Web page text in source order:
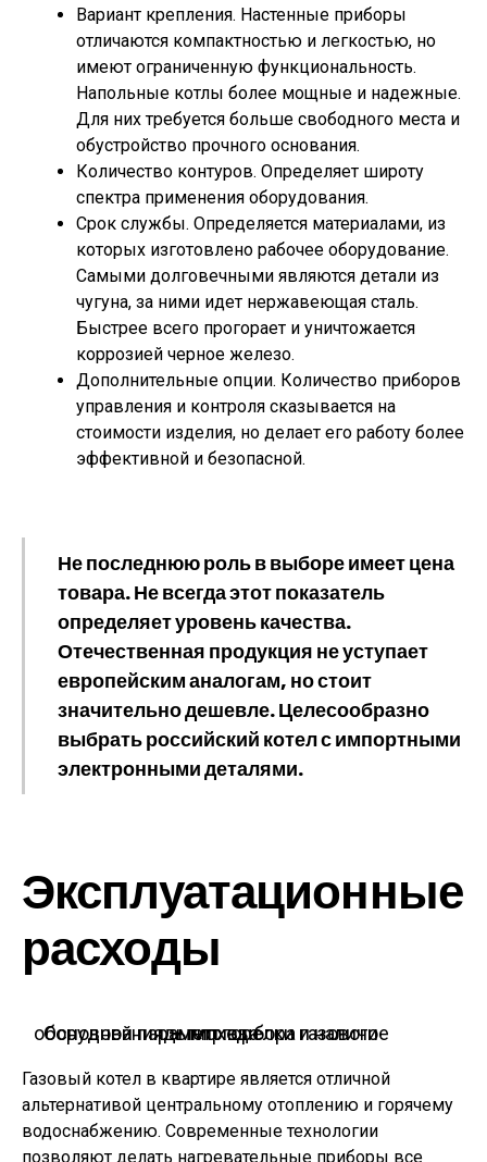
Вариант крепления. Настенные приборы
отличаются компактностью и легкостью, но
имеют ограниченную функциональность.
Напольные котлы более мощные и надежные.
Для них требуется больше свободного места и
обустройство прочного основания.
Количество контуров. Определяет широту
спектра применения оборудования.
Срок службы. Определяется материалами, из
которых изготовлено рабочее оборудование.
Самыми долговечными являются детали из
чугуна, за ними идет нержавеющая сталь.
Быстрее всего прогорает и уничтожается
коррозией черное железо.
Дополнительные опции. Количество приборов
управления и контроля сказывается на
стоимости изделия, но делает его работу более
эффективной и безопасной.
Не последнюю роль в выборе имеет цена
товара. Не всегда этот показатель
определяет уровень качества.
Отечественная продукция не уступает
европейским аналогам, но стоит
значительно дешевле. Целесообразно
выбрать российский котел с импортными
электронными деталями.
Эксплуатационные
расходы
Основной параметр выбора газового оборудования — тип горелки и наличие дымохода
Газовый котел в квартире является отличной
альтернативой центральному отоплению и горячему
водоснабжению. Современные технологии
позволяют делать нагревательные приборы все